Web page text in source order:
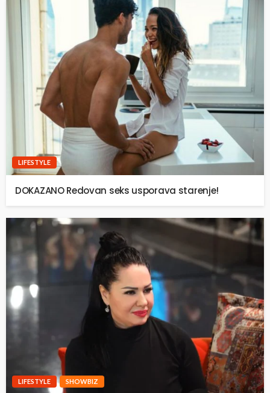
LIFESTYLE
DOKAZANO Redovan seks usporava starenje!
LIFESTYLE SHOWBIZ